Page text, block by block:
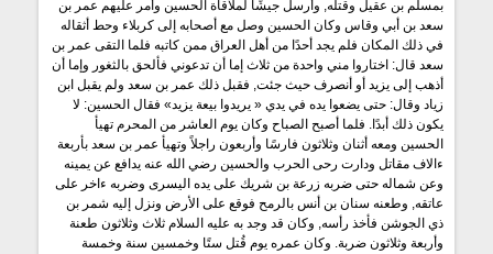
بمسلم بن عقيل وقتله, وأرسل جيشًا لملاقاة الحسين وأمر عليهم عمر بن
سعد بن أبي وقاس وكان الحسين وصل مع أصحابه إلى كربلاء وحط أثقاله
في ذلك المكان فلم يجد أحدًا من أهل العراق ممن كاتبه فلما التقى عمر بن
سعد قال: اختاروا مني واحدة من ثلاث إما أن تدعوني فألحق بالثغور وإما أن
أذهب إلى يزيد أو أنصرف حيث جئت, فقبل ذلك عمر بن سعد ولم يقبل ابن
زياد وقال: حتى يضعوا يده في يدي « يريدوا بيعة يزيد» فقال الحسين: لا
يكون ذلك أبدًا. فلما أصبح الصباح وكان يوم العاشر من المحرم تهيأ
الحسين ومعه أثنان وثلاثون فارسًا وأربعون راجلاً وتهيأ عمر بن سعد بأربعة
ءالاف مقاتل ودارت رحى الحرب والحسين رضي الله عنه يدافع عن يمينه
وعن شماله حتى ضربه زرعة بن شريك على يده اليسرى وضربه ءاخر على
عاتقه, وطعنه سنان بن أنس بالرمح فوقع على الأرض ونزل إليه شمر بن
ذي الجوشن فأخذ رأسه, وكان قد وجد به عليه السلام ثلاث وثلاثون طعنة
وأربعة وثلاثون ضربة. وكان عمره يوم قُتل ستًا وخمسين سنة وخمسة